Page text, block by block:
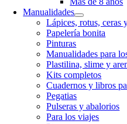
Manualidades
Lápices, rotus, ceras
Papelería bonita
Pinturas
Manualidades para
Plastilina, slime y
Kits completos
Cuadernos y libros
Pegatias
Pulseras y abalorios
Para los viajes